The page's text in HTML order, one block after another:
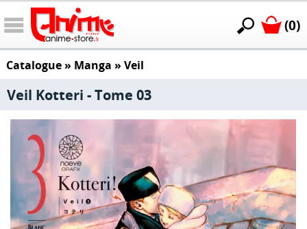
(0)
Catalogue» Manga » Veil
Veil Kotteri - Tome 03